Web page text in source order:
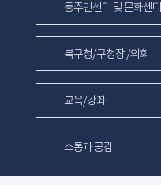
동주민센터 및 문화센터
북구청/구청장 /의회
교육/강좌
소통과 공감